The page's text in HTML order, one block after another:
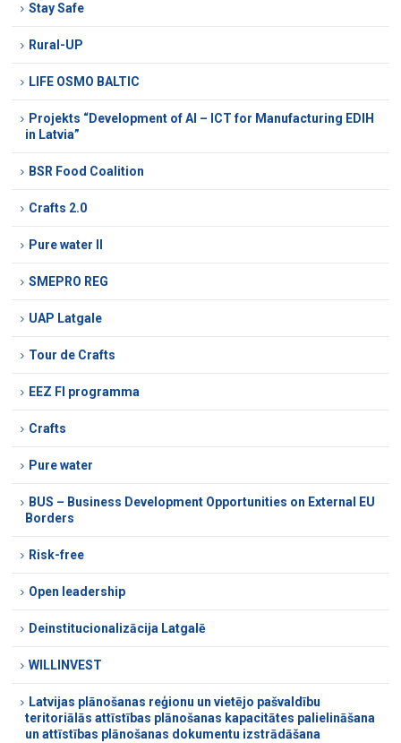
Stay Safe
Rural-UP
LIFE OSMO BALTIC
Projekts “Development of AI – ICT for Manufacturing EDIH
in Latvia”
BSR Food Coalition
Crafts 2.0
Pure water II
SMEPRO REG
UAP Latgale
Tour de Crafts
EEZ FI programma
Crafts
Pure water
BUS – Business Development Opportunities on External EU
Borders
Risk-free
Open leadership
Deinstitucionalizācija Latgalē
WILLINVEST
Latvijas plānošanas reģionu un vietējo pašvaldību
teritoriālās attīstības plānošanas kapacitātes palielināšana
un attīstības plānošanas dokumentu izstrādāšana